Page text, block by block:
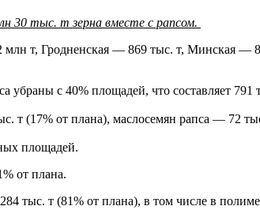
30 тыс. т зерна вместе с рапсом.
т, Гродненская — 869 тыс. т, Минская
убраны с 40% площадей, что составляет 791
т (17% от плана), маслосемян рапса — 72
площадей.
от плана.
тыс. т (81% от плана), в том числе в